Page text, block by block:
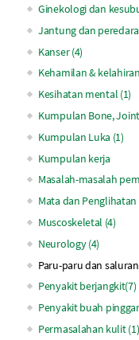
Ginekologi dan
Jantung dan
Kanser (4)
Kehamilan &
Kesihatan mental (1)
Kumpulan Bone,
Kumpulan Luka (1)
Kumpulan kerja
Masalah-masalah
Mata dan Penglihatan
Muscoskeletal (4)
Neurology (4)
Paru-paru dan
Penyakit berjangkit(7)
Penyakit buah
Permasalahan kulit (1)